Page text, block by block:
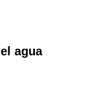
agua